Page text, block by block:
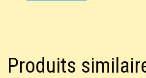
Produits